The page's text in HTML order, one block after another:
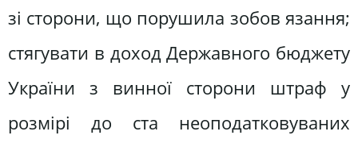
зі сторони, що порушила зобов язання;
стягувати в доход Державного бюджету
України з винної сторони штраф у
розмірі до ста неоподатковуваних